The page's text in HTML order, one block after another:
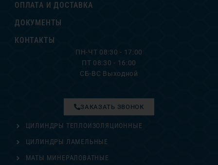
ОПЛАТА И ДОСТАВКА
ДОКУМЕНТЫ
КОНТАКТЫ
ПН-ЧТ 08:30 - 17:00
ПТ 08:30 - 16:00
СБ-ВС Выходной
ЦИЛИНДРЫ ТЕПЛОИЗОЛЯЦИОННЫЕ
ЦИЛИНДРЫ ЛАМЕЛЬНЫЕ
МАТЫ МИНЕРАЛОВАТНЫЕ
ЗАКАЗАТЬ ЗВОНОК